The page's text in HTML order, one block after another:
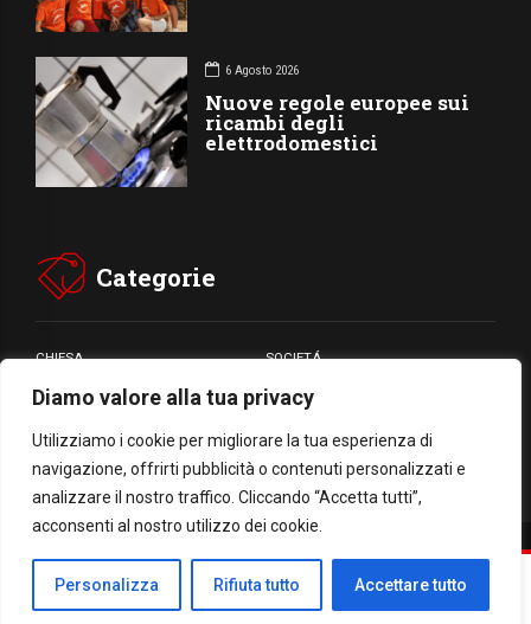
Diamo valore alla tua privacy
Utilizziamo i cookie per migliorare la tua esperienza di
navigazione, offrirti pubblicità o contenuti personalizzati e
analizzare il nostro traffico. Cliccando “Accetta tutti”,
acconsenti al nostro utilizzo dei cookie.
Personalizza Rifiuta tutto Accettare tutto
6 Agosto 2026
Nuove regole europee sui
ricambi degli
elettrodomestici
Categorie
CHIESA SOCIETÁ
CARITÁ GIUBILEO
CULTURA MEDIA
Facebook
WhatsApp
Threads
Email
Condividi